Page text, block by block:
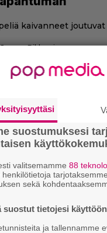
kaivanneet
Pikkarainen
kuulleensa
lopettamisesta
suunnitelmassaan
suostumuksesi
valitsemamme88
sekä
suostut tietojesi
ja tallennamme